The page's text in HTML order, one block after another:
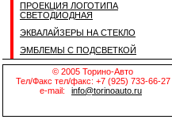
ПРОЕКЦИЯ ЛОГОТИПА
СВЕТОДИОДНАЯ
ЭКВАЛАЙЗЕРЫ НА СТЕКЛО
ЭМБЛЕМЫ С ПОДСВЕТКОЙ
© 2005 Торино-Авто
Тел/Факс тел/факс: +7 (925) 733-66-27
e-mail:
info@torinoauto.ru